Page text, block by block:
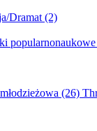
Dramat (2)
popularnonaukowe
(26)